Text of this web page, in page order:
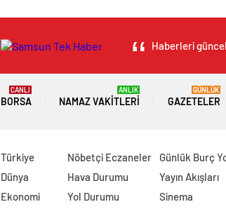
Haberleri
BORSA
CANLI
NAMAZ VAKITLERI
ANLIK
GAZETELER
GÜNLÜK
Türkiye
Dünya
Ekonomi
Nöbetçi Eczaneler
Hava Durumu
Yol Durumu
Günlük Burç
Yayın Akışları
Sinema